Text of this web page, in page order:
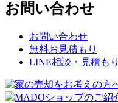
お問い合わせ
お問い合わせ
無料お見積もり
LINE相談・見積もり